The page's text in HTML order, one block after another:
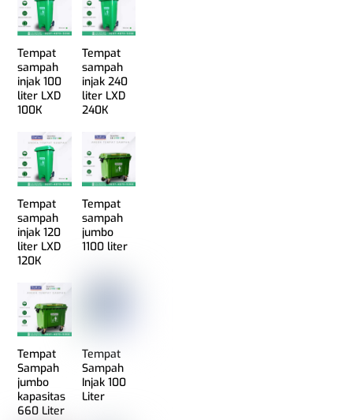
Tempat
sampah
injak 100
liter LXD
100K
Tempat
sampah
injak 240
liter LXD
240K
Tempat
sampah
injak 120
liter LXD
120K
Tempat
sampah
jumbo
1100 liter
Tempat
Sampah
jumbo
kapasitas
660 Liter
Tempat
Sampah
Injak 100
Liter